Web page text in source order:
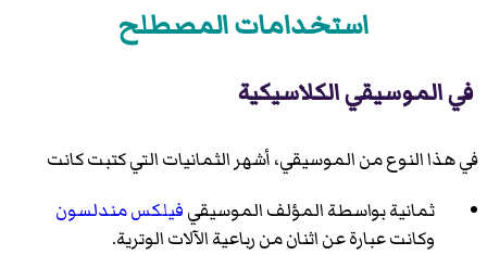
استخدامات المصطلح
في الموسيقي الكلاسيكية
في هذا النوع من الموسيقي، أشهر الثمانيات التي كتبت كانت
ثمانية بواسطة المؤلف الموسيقيفيلكس مندلسون
وكانت عبارة عن اثنان منرباعية الآلات الوترية.